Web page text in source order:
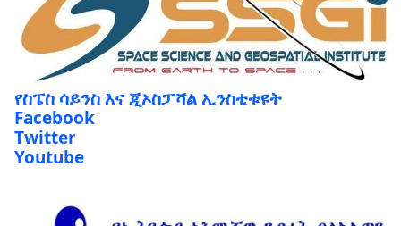
የስፔስ ሳይንስ እና ጂኦስፓሻል ኢንስቲቱዩት
Facebook
Twitter
Youtube